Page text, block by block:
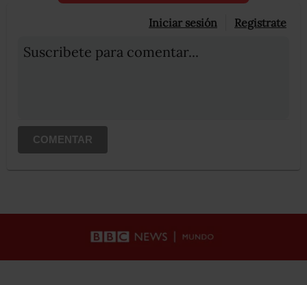
Iniciar sesión Registrate
Suscribete para comentar...
COMENTAR